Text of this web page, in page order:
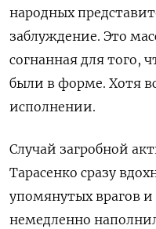
народных
заблуждение. Это
согнанная для того,
были в форме. Хотя
исполнении.
Случай загробной
Тарасенко сразу
упомянутых врагов
немедленно